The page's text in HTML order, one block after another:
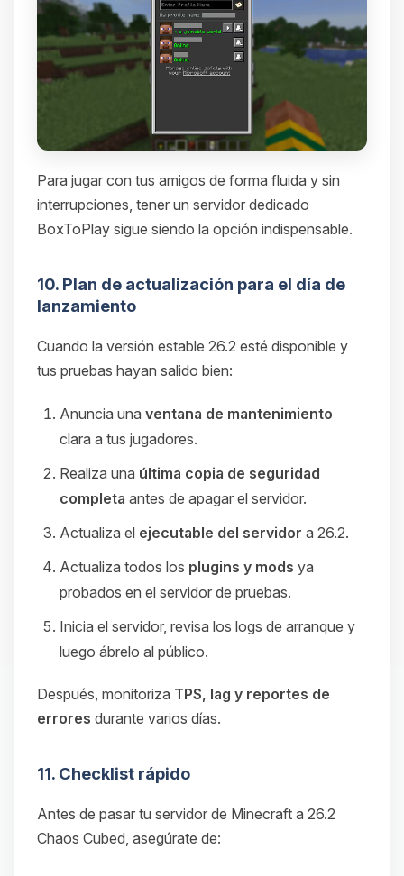
Para jugar con tus amigos de forma fluida y sin
interrupciones, tener un servidor dedicado
BoxToPlay sigue siendo la opción indispensable.
10. Plan de actualización para el día de
lanzamiento
Cuando la versión estable 26.2 esté disponible y
tus pruebas hayan salido bien:
Anuncia una ventana de mantenimiento
clara a tus jugadores.
Realiza una última copia de seguridad
completa antes de apagar el servidor.
Actualiza el ejecutable del servidor a 26.2.
Actualiza todos los plugins y mods ya
probados en el servidor de pruebas.
Inicia el servidor, revisa los logs de arranque y
luego ábrelo al público.
Después, monitoriza TPS, lag y reportes de
errores durante varios días.
11. Checklist rápido
Antes de pasar tu servidor de Minecraft a 26.2
Chaos Cubed, asegúrate de: